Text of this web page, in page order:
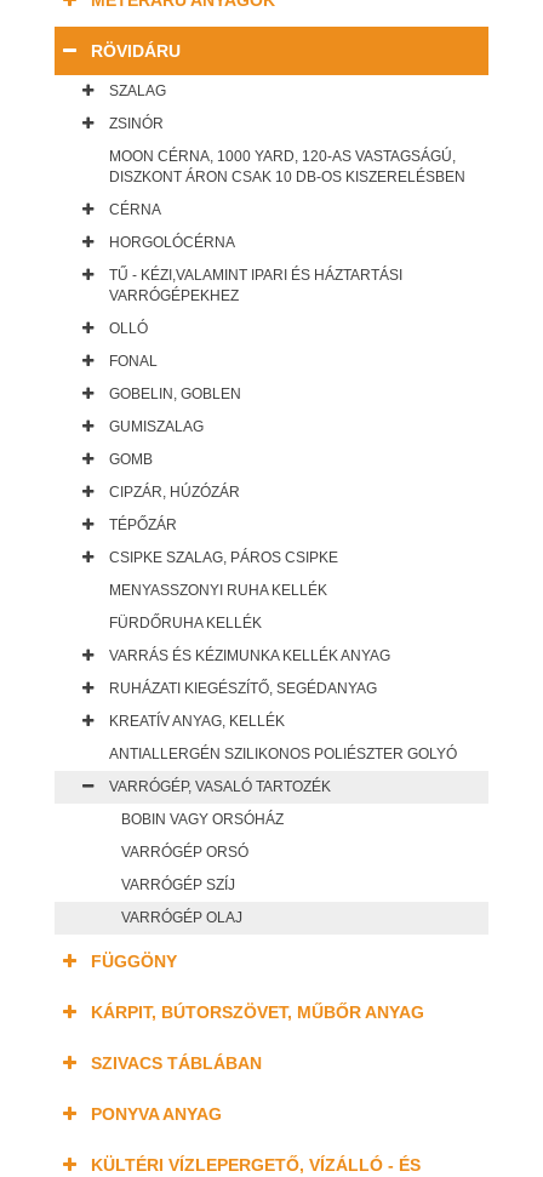
RÖVIDÁRU
SZALAG
ZSINÓR
MOON CÉRNA, 1000 YARD, 120-AS VASTAGSÁGÚ,
DISZKONT ÁRON CSAK 10 DB-OS KISZERELÉSBEN
CÉRNA
HORGOLÓCÉRNA
TŰ - KÉZI,VALAMINT IPARI ÉS HÁZTARTÁSI
VARRÓGÉPEKHEZ
OLLÓ
FONAL
GOBELIN, GOBLEN
GUMISZALAG
GOMB
CIPZÁR, HÚZÓZÁR
TÉPŐZÁR
CSIPKE SZALAG, PÁROS CSIPKE
MENYASSZONYI RUHA KELLÉK
FÜRDŐRUHA KELLÉK
VARRÁS ÉS KÉZIMUNKA KELLÉK ANYAG
RUHÁZATI KIEGÉSZÍTŐ, SEGÉDANYAG
KREATÍV ANYAG, KELLÉK
ANTIALLERGÉN SZILIKONOS POLIÉSZTER GOLYÓ
VARRÓGÉP, VASALÓ TARTOZÉK
BOBIN VAGY ORSÓHÁZ
VARRÓGÉP ORSÓ
VARRÓGÉP SZÍJ
VARRÓGÉP OLAJ
FÜGGÖNY
KÁRPIT, BÚTORSZÖVET, MŰBŐR ANYAG
SZIVACS TÁBLÁBAN
PONYVA ANYAG
KÜLTÉRI VÍZLEPERGETŐ, VÍZÁLLÓ - ÉS